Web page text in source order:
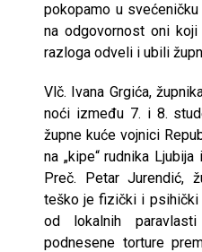
pokopamo u
na odgovornost oni
razloga odveli i ubili
Vlč. Ivana Grgića,
noći između 7. i 8.
župne kuće vojnici
na „kipe“ rudnika
Preč. Petar Jurendić,
teško je fizički i psihički
od lokalnih
podnesene torture